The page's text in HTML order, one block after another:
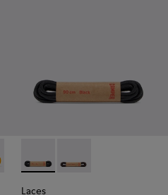
elastische veters
005
- KL00002-004
Laces - KL00002-003
Laces - KL00002-002
Laces - KL00003-001 -
Laces - KL00003-002
Laces